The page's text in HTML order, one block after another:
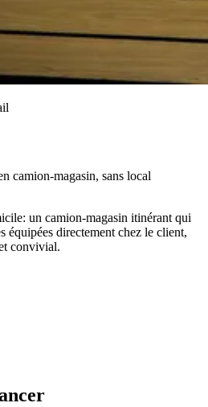
camion-magasin, sans local
un camion-magasin itinérant qui
équipées directement chez le client,
convivial.